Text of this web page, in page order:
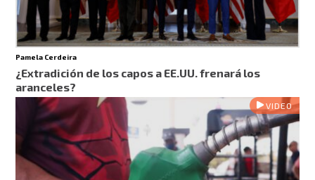
Pamela Cerdeira
¿Extradición de los capos a EE.UU. frenará los
aranceles?
VIDEO